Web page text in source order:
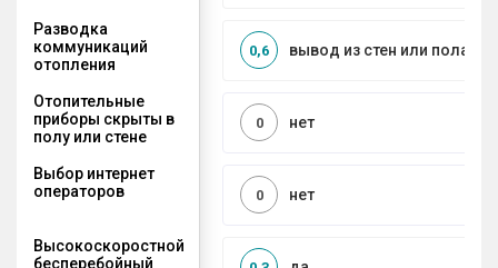
Разводка
коммуникаций
отопления
вывод из стен или пола
0,6
Отопительные
приборы скрыты в
полу или стене
нет
0
Выбор интернет
операторов
нет
0
Высокоскоростной
бесперебойный